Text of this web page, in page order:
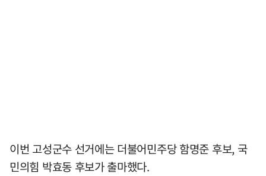
이번 고성군수 선거에는 더불어민주당 함명준 후보, 국
민의힘 박효동 후보가 출마했다.